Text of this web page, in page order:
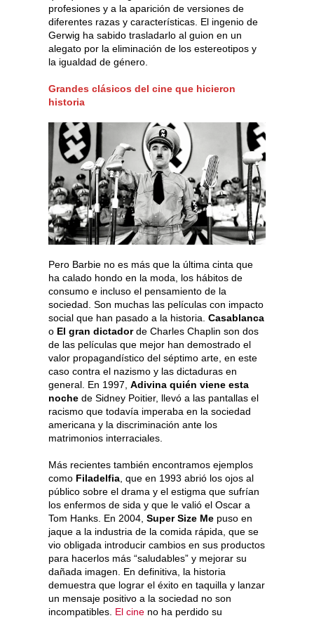
profesiones y a la aparición de versiones de
diferentes razas y características. El ingenio de
Gerwig ha sabido trasladarlo al guion en un
alegato por la eliminación de los estereotipos y
la igualdad de género.
Grandes clásicos del cine que hicieron
historia
Pero Barbie no es más que la última cinta que
ha calado hondo en la moda, los hábitos de
consumo e incluso el pensamiento de la
sociedad. Son muchas las películas con impacto
social que han pasado a la historia. Casablanca
o El gran dictadorde Charles Chaplin son dos
de las películas que mejor han demostrado el
valor propagandístico del séptimo arte, en este
caso contra el nazismo y las dictaduras en
general. En 1997, Adivina quién viene esta
noche de Sidney Poitier, llevó a las pantallas el
racismo que todavía imperaba en la sociedad
americana y la discriminación ante los
matrimonios interraciales.
Más recientes también encontramos ejemplos
como Filadelfia , que en 1993 abrió los ojos al
público sobre el drama y el estigma que sufrían
los enfermos de sida y que le valió el Oscar a
Tom Hanks. En 2004, Super Size Me puso en
jaque a la industria de la comida rápida, que se
vio obligada introducir cambios en sus productos
para hacerlos más “saludables” y mejorar su
dañada imagen. En definitiva, la historia
demuestra que lograr el éxito en taquilla y lanzar
un mensaje positivo a la sociedad no son
incompatibles. El cine no ha perdido su